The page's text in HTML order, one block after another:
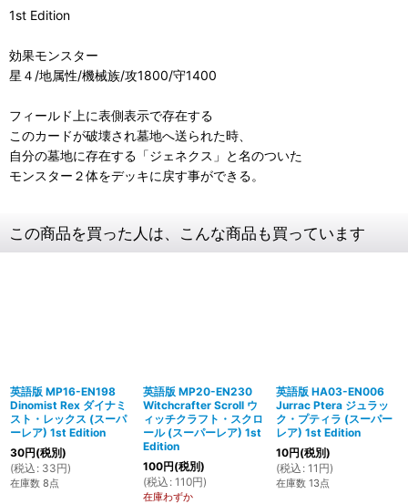
1st Edition
効果モンスター
星４/地属性/機械族/攻1800/守1400
フィールド上に表側表示で存在する
このカードが破壊され墓地へ送られた時、
自分の墓地に存在する「ジェネクス」と名のついた
モンスター２体をデッキに戻す事ができる。
この商品を買った人は、こんな商品も買っています
英語版 MP16-EN198
Dinomist Rex ダイナミ
スト・レックス (スーパ
ーレア) 1st Edition
30円(税別)
(税込 : 33円)
在庫数 8点
英語版 MP20-EN230
Witchcrafter Scroll ウ
ィッチクラフト・スクロ
ール (スーパーレア) 1st
Edition
100円(税別)
(税込 : 110円)
在庫わずか
英語版 HA03-EN006
Jurrac Ptera ジュラッ
ク・プティラ (スーパー
レア) 1st Edition
10円(税別)
(税込 : 11 円)
在庫数 13点